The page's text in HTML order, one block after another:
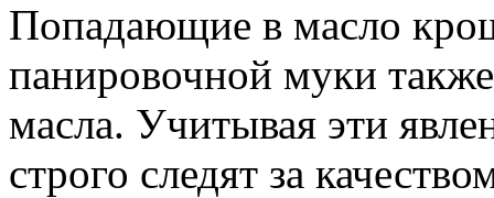
Попадающие в масло
панировочной муки
масла. Учитывая эти
строго следят за